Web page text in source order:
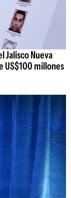
Jalisco Nueva
US$100 millones